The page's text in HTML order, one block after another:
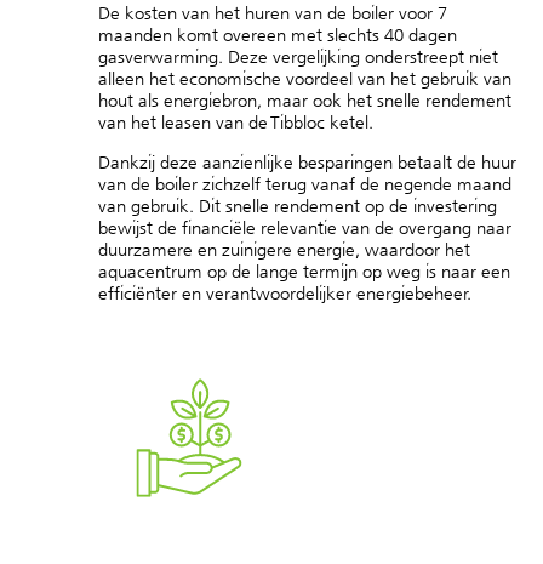
De kosten van het huren van de boiler voor 7
maanden komt overeen met slechts 40 dagen
gasverwarming. Deze vergelijking onderstreept niet
alleen het economische voordeel van het gebruik van
hout als energiebron, maar ook het snelle rendement
van het leasen van de Tibbloc ketel.
Dankzij deze aanzienlijke besparingen betaalt de huur
van de boiler zichzelf terug vanaf de negende maand
van gebruik. Dit snelle rendement op de investering
bewijst de financiële relevantie van de overgang naar
duurzamere en zuinigere energie, waardoor het
aquacentrum op de lange termijn op weg is naar een
efficiënter en verantwoordelijker energiebeheer.